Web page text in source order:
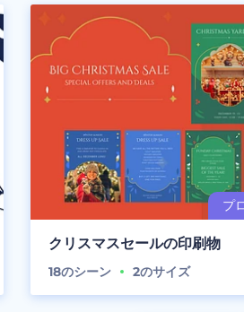
クリスマスセールの印刷物
18のシーン 2のサイズ